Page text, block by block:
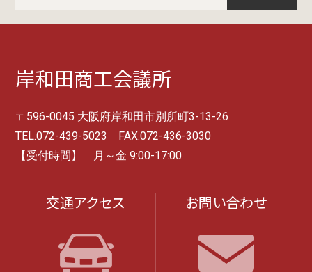
岸和田商工会議所
〒596-0045 大阪府岸和田市別所町3-13-26
TEL.072-439-5023 FAX.072-436-3030
【受付時間】 月～金 9:00-17:00
交通アクセス お問い合わせ